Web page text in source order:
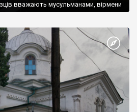
вважають мусульманами, вірмени